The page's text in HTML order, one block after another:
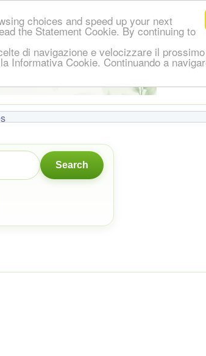
choices and speed up your next
the Statement Cookie. By continuing to
di navigazione e velocizzare il
Informativa Cookie. Continuando a
Search